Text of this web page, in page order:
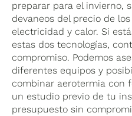
preparar para el invierno,
devaneos del precio de
electricidad y calor. Si
estas dos tecnologías,
compromiso. Podemos
diferentes equipos y
combinar aerotermia con
un estudio previo de tu
presupuesto sin